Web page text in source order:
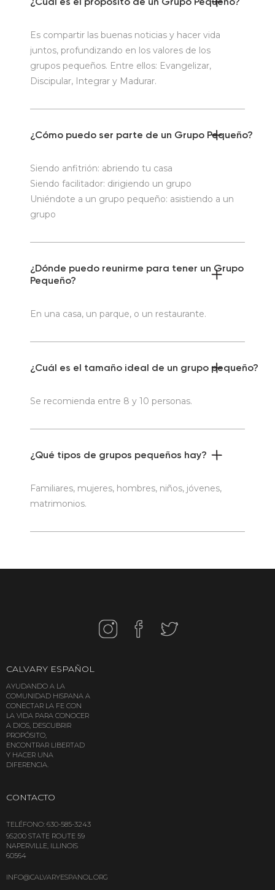
Es compartir las buenas noticias y hacer vida
juntos, profundizando en los valores de los
grupos pequeños. Entre ellos: Evangelizar,
Discipular, Integrar y Madurar.
¿Cómo puedo ser parte de un Grupo Pequeño?
Siendo anfitrión: abriendo tu casa
Siendo facilitador: dirigiendo un grupo
Uniéndote a un grupo pequeño: asistiendo a un
grupo
¿Dónde puedo reunirme para tener un Grupo
Pequeño?
En una casa, un parque, o un restaurante.
¿Cuál es el tamaño ideal de un grupo pequeño?
Se recomienda entre 8 y 10 personas.
¿Qué tipos de grupos pequeños hay?
Familiares, mujeres, hombres, niños, jóvenes,
matrimonios.
CALVARY ESPAÑOL
AYUDANDO A LA
COMUNIDAD HISPANA A
CONECTAR LA FE CON
LA VIDA PARA CONOCER
A DIOS, DESCUBRIR
PROPÓSITO,
ENCONTRAR LIBERTAD
Y HACER UNA
DIFERENCIA.
CONTACTO
TELÉFONO: 630-585-3243
9S200 STATE ROUTE 59
NAPERVILLE, ILLINOIS
60564
INFO@CALVARYESPANOL.ORG